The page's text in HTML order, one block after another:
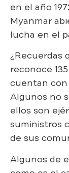
en el año
Myanmar
lucha en el
¿Recuerdas
reconoce
cuentan con
Algunos no
ellos son
suministros
de sus
Algunos de